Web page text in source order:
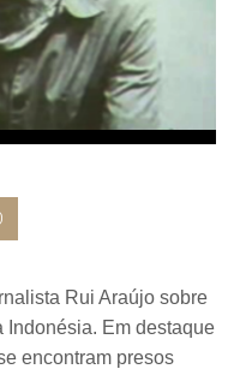
Rui Araújo sobre
Indonésia. Em destaque
encontram presos